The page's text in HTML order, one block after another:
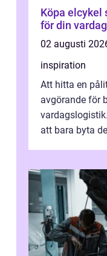
Köpa elcykel så väljer du rätt modell
för din vardag
02 augusti
inspiration
Att hitta en
avgörande för
att bara byta